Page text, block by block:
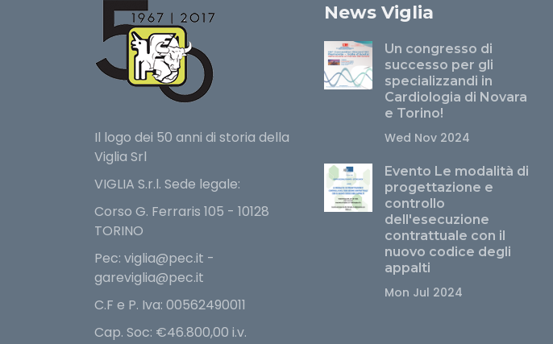
Il logo dei 50 anni di storia della
Viglia Srl
VIGLIA S.r.l. Sede legale:
Corso G. Ferraris 105 - 10128
TORINO
Pec: viglia@pec.it -
gareviglia@pec.it
C.F e P. Iva: 00562490011
Cap. Soc: €46.800,00 i.v.
News Viglia
Un congresso di
successo per gli
specializzandi in
Cardiologia di Novara
e Torino!
Wed Nov 2024
Evento Le modalità di
progettazione e
controllo
dell'esecuzione
contrattuale con il
nuovo codice degli
appalti
Mon Jul 2024